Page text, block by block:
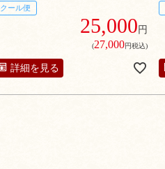
クール便
25,000円
(27,000円税込)
詳細を見る